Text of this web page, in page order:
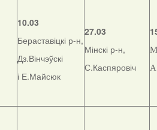
10.03
Бераставіцкі р-н,
Дз.Вінчэўскі
і Е.Майсюк
27.03
Мінскі р-н,
С.Каспяровіч